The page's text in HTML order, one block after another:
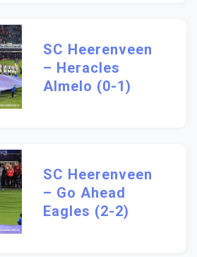
SC Heerenveen
– Heracles
Almelo (0-1)
SC Heerenveen
– Go Ahead
Eagles (2-2)